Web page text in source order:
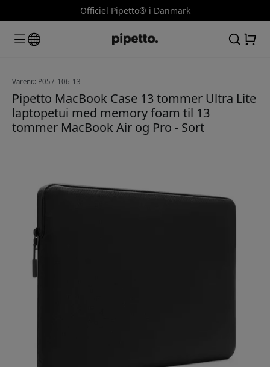
Officiel Pipetto® i Danmark
Varenr.: P057-106-13
Pipetto MacBook Case 13 tommer Ultra Lite
laptopetui med memory foam til 13
tommer MacBook Air og Pro - Sort